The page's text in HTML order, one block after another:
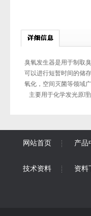
臭氧发生器是用于制取
可以进行短暂时间的储
氧化，空间灭菌等领域广
主要用于化学发光原理
网站首页 产品
技术资料 资料